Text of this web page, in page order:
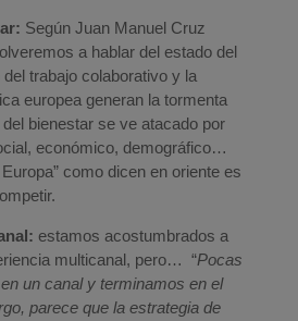
Según Juan Manuel Cruz
a hablar del estado del
trabajo colaborativo y la
europea generan la tormenta
bienestar se ve atacado por
económico, demográfico…
como dicen en oriente es
estamos acostumbrados a
multicanal, pero… “Pocas
un canal y terminamos en el
parece que la estrategia de